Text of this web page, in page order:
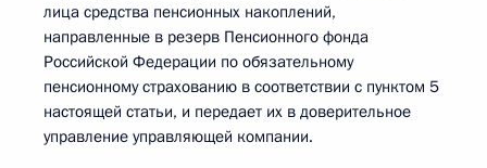
лица средства пенсионных накоплений,
направленные в резерв Пенсионного фонда
Российской Федерации по обязательному
пенсионному страхованию в соответствии с пунктом 5
настоящей статьи, и передает их в доверительное
управление управляющей компании.